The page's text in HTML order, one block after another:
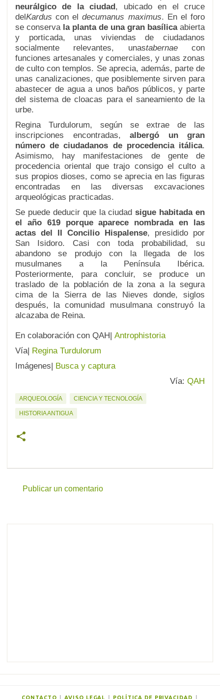
neurálgico de la ciudad, ubicado en el cruce
delKardus con eldecumanus maximus. En el foro
se conserva la planta de una gran basílicaabierta
y porticada, unas viviendas de ciudadanos
socialmente relevantes, unastabernaecon
funciones artesanales y comerciales, y unas zonas
de culto con templos. Se aprecia, además, parte de
unas canalizaciones, que posiblemente sirven para
abastecer de agua a unos baños públicos, y parte
del sistema de cloacas para el saneamiento de la
urbe.
Regina Turdulorum, según se extrae de las
inscripciones encontradas, albergó un gran
número de ciudadanos de procedencia itálica.
Asimismo, hay manifestaciones de gente de
procedencia oriental que trajo consigo el culto a
sus propios dioses, como se aprecia en las figuras
encontradas en las diversas excavaciones
arqueológicas practicadas.
Se puede deducir que la ciudadsigue habitada en
el año 619 porque aparece nombrada en las
actas del II Concilio Hispalense, presidido por
San Isidoro. Casi con toda probabilidad, su
abandono se produjo con la llegada de los
musulmanes a la Península Ibérica.
Posteriormente, para concluir, se produce un
traslado de la población de la zona a la segura
cima de la Sierra de las Nieves donde, siglos
después, la comunidad musulmana construyó la
alcazaba de Reina.
En colaboración con QAH| Antrophistoria
Vía| Regina Turdulorum
Imágenes| Busca y captura
Vía: QAH
ARQUEOLOGÍA CIENCIA Y TECNOLOGÍA
HISTORIA ANTIGUA
Publicar un comentario
CONTACTO AVISO LEGAL POLÍTICA DE PRIVACIDAD